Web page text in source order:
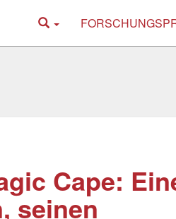
Cape:
seinen